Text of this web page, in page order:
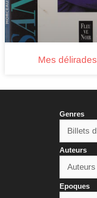
Mes délirades
Genres
Auteurs
Epoques